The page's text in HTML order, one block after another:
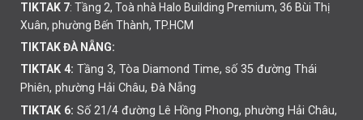
TIKTAK 7: Tầng 2, Toà nhà Halo Building Premium, 36 Bùi Thị
Xuân, phường Bến Thành, TP.HCM
TIKTAK ĐÀ NẴNG:
TIKTAK 4: Tầng 3, Tòa Diamond Time, số 35 đường Thái
Phiên, phường Hải Châu, Đà Nẵng
TIKTAK 6: Số 21/4 đường Lê Hồng Phong, phường Hải Châu,